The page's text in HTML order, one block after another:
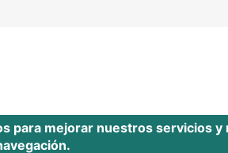
para mejorar nuestros servicios